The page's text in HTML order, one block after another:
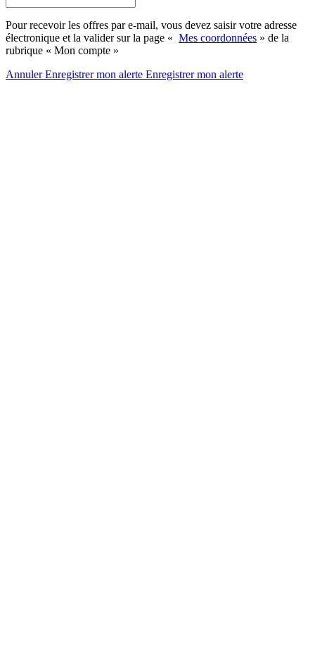
Pour recevoir les offres par e-mail, vous devez saisir votre adresse
électronique et la valider sur la page « Mes coordonnées » de la
rubrique « Mon compte »
AnnulerEnregistrer mon alerte Enregistrermon alerte